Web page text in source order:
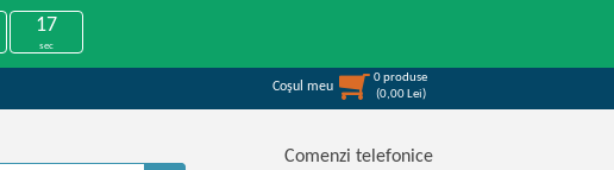
17
sec
Coşul meu
0produse
(0,00 Lei)
Comenzi telefonice